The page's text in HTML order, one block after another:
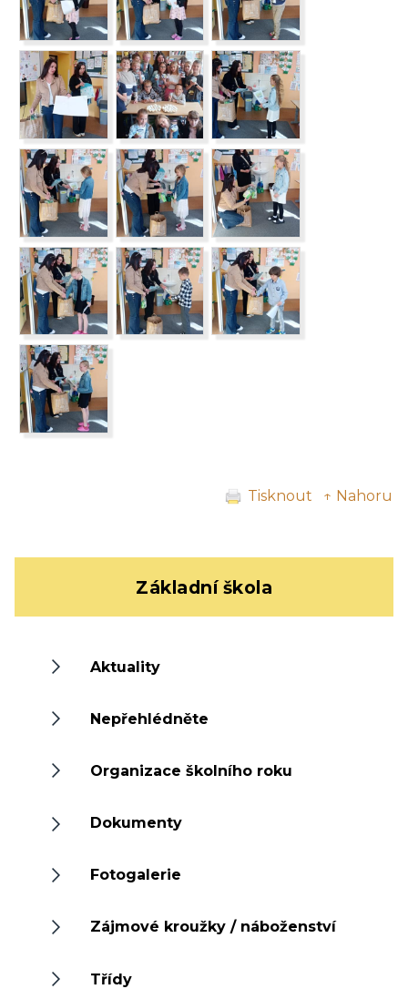
Tisknout ↑ Nahoru
Základní škola
Aktuality
Nepřehlédněte
Organizace školního roku
Dokumenty
Fotogalerie
Zájmové kroužky / náboženství
Třídy